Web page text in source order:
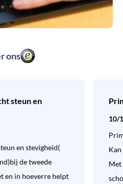
ons
steun en
en stevigheid(
de tweede
en in hoeverre helpt
10/
Met